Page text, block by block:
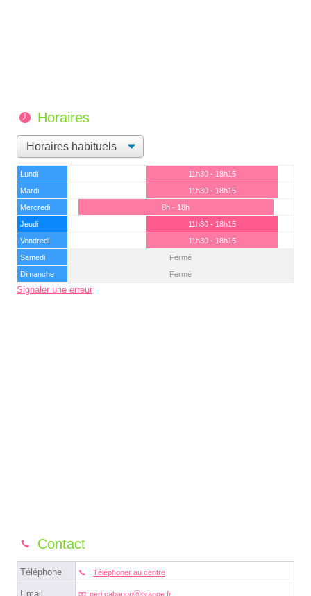
Horaires
Lundi
11h30 - 18h15
Mardi
11h30 - 18h15
Mercredi
8h - 18h
Jeudi
11h30 - 18h15
Vendredi
11h30 - 18h15
Samedi
Fermé
Dimanche
Fermé
Signaler une erreur
Contact
Téléphone Téléphoner au centre
Email peri.cabanonⓐorange.fr